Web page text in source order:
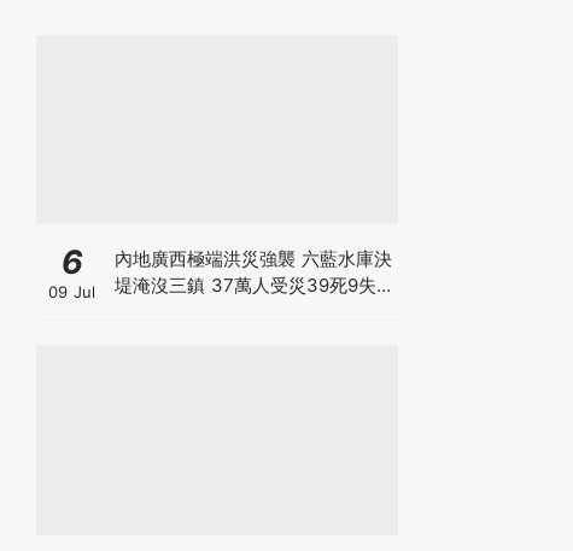
6
09 Jul
內地廣西極端洪災強襲 六藍水庫決
堤淹沒三鎮 37萬人受災39死9失